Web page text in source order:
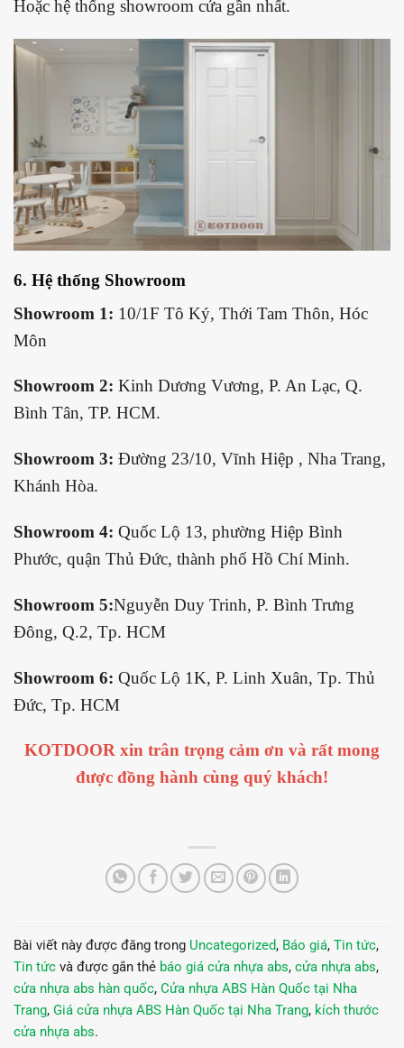
Hoặc hệ thống showroom cửa gần nhất.
6. Hệ thống Showroom
Showroom 1: 10/1F Tô Ký, Thới Tam Thôn, Hóc
Môn
Showroom 2: Kinh Dương Vương, P. An Lạc, Q.
Bình Tân, TP. HCM.
Showroom 3: Đường 23/10, Vĩnh Hiệp , Nha Trang,
Khánh Hòa.
Showroom 4: Quốc Lộ 13, phường Hiệp Bình
Phước, quận Thủ Đức, thành phố Hồ Chí Minh.
Showroom 5:Nguyễn Duy Trinh, P. Bình Trưng
Đông, Q.2, Tp. HCM
Showroom 6: Quốc Lộ 1K, P. Linh Xuân, Tp. Thủ
Đức, Tp. HCM
KOTDOOR xin trân trọng cảm ơn và rất mong
được đồng hành cùng quý khách!
Bài viết này được đăng trong Uncategorized, Báo giá, Tin tức,
Tin tức và được gắn thẻ báo giá cửa nhựa abs, cửa nhựa abs,
cửa nhựa abs hàn quốc, Cửa nhựa ABS Hàn Quốc tại Nha
Trang, Giá cửa nhựa ABS Hàn Quốc tại Nha Trang, kích thước
cửa nhựa abs.